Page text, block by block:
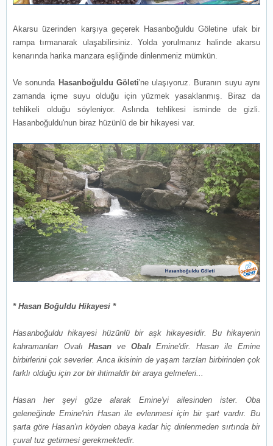
Akarsu üzerinden karşıya geçerek Hasanboğuldu Göletine ufak bir
rampa tırmanarak ulaşabilirsiniz. Yolda yorulmanız halinde akarsu
kenarında harika manzara eşliğinde dinlenmeniz mümkün.
Ve sonunda Hasanboğuldu Göleti'ne ulaşıyoruz. Buranın suyu aynı
zamanda içme suyu olduğu için yüzmek yasaklanmış. Biraz da
tehlikeli olduğu söyleniyor. Aslında tehlikesi isminde de gizli.
Hasanboğuldu'nun biraz hüzünlü de bir hikayesi var.
* Hasan Boğuldu Hikayesi *
Hasanboğuldu hikayesi hüzünlü bir aşk hikayesidir. Bu hikayenin
kahramanları Ovalı Hasanve ObalıEmine'dir. Hasan ile Emine
birbirlerini çok severler. Anca ikisinin de yaşam tarzları birbirinden çok
farklı olduğu için zor bir ihtimaldir bir araya gelmeleri...
Hasan her şeyi göze alarak Emine'yi ailesinden ister. Oba
geleneğinde Emine'nin Hasan ile evlenmesi için bir şart vardır. Bu
şarta göre Hasan'ın köyden obaya kadar hiç dinlenmeden sırtında bir
çuval tuz getirmesi gerekmektedir.